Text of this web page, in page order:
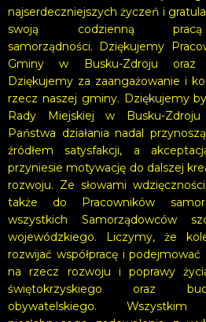
najserdeczniejszych życzeń i
swoją codzienną
samorządności. Dziękujemy
Gminy w Busku-Zdroju oraz
Dziękujemy za zaangażowanie i
rzecz naszej gminy. Dziękujemy
Rady Miejskiej w Busku-
Państwa działania nadal
źródłem satysfakcji, a
przyniesie motywację do dalszej
rozwoju. Ze słowami
także do Pracowników
wszystkich Samorządowców
wojewódzkiego. Liczymy, że
rozwijać współpracę i podejmować
na rzecz rozwoju i poprawy
świętokrzyskiego oraz
obywatelskiego.